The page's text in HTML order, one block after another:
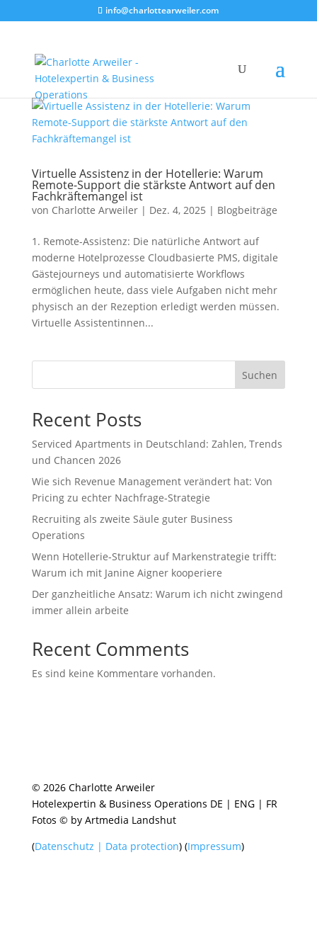
info@charlottearweiler.com
Virtuelle Assistenz in der Hotellerie: Warum
Remote-Support die stärkste Antwort auf den
Fachkräftemangel ist
von Charlotte Arweiler| Dez. 4, 2025 | Blogbeiträge
1. Remote-Assistenz: Die natürliche Antwort auf
moderne Hotelprozesse Cloudbasierte PMS, digitale
Gästejourneys und automatisierte Workflows
ermöglichen heute, dass viele Aufgaben nicht mehr
physisch an der Rezeption erledigt werden müssen.
Virtuelle Assistentinnen...
Suchen
Recent Posts
Serviced Apartments in Deutschland: Zahlen, Trends
und Chancen 2026
Wie sich Revenue Management verändert hat: Von
Pricing zu echter Nachfrage‑Strategie
Recruiting als zweite Säule guter Business
Operations
Wenn Hotellerie‑Struktur auf Markenstrategie trifft:
Warum ich mit Janine Aigner kooperiere
Der ganzheitliche Ansatz: Warum ich nicht zwingend
immer allein arbeite
Recent Comments
Es sind keine Kommentare vorhanden.
© 2026 Charlotte Arweiler
Hotelexpertin & Business Operations DE | ENG | FR
Fotos © by Artmedia Landshut
(Datenschutz | Data protection) (Impressum)